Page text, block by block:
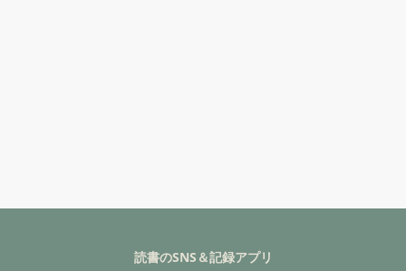
読書のSNS＆記録アプリ